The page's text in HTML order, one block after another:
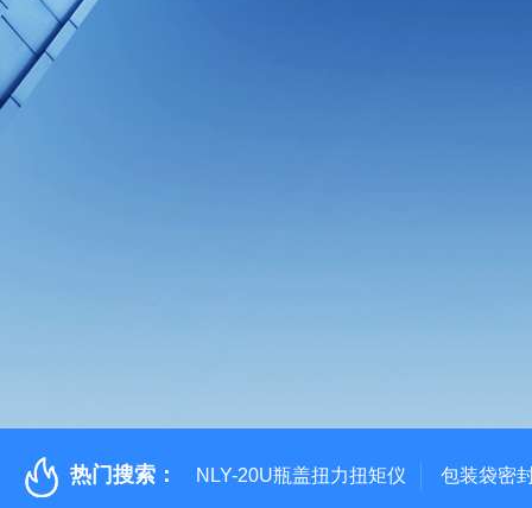
热门搜索： NLY-20U瓶盖扭力扭矩仪 包装袋密